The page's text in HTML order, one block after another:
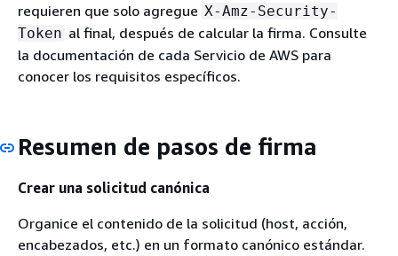
requieren que solo agregue X-Amz-Security-
Token al final, después de calcular la firma. Consulte
la documentación de cada Servicio de AWS para
conocer los requisitos específicos.
Resumen de pasos de firma
Crear una solicitud canónica
Organice el contenido de la solicitud (host, acción,
encabezados, etc.) en un formato canónico estándar.